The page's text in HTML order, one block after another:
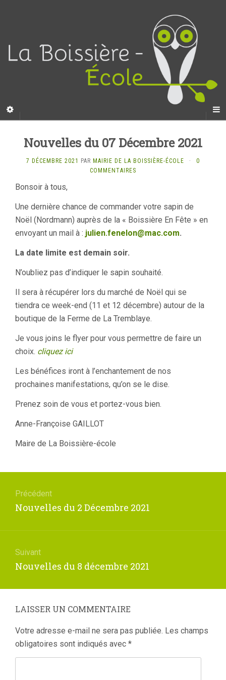
Nouvelles du 07 Décembre 2021
7 DÉCEMBRE 2021 PAR MAIRIE DE LA BOISSIÈRE-ÉCOLE ·
0
COMMENTAIRES
Bonsoir à tous,
Une dernière chance de commander votre sapin de
Noël (Nordmann) auprès de la « Boissière En Fête » en
envoyant un mail à : julien.fenelon@mac.com.
La date limite est demain soir.
N’oubliez pas d’indiquer le sapin souhaité.
Il sera à récupérer lors du marché de Noël qui se
tiendra ce week-end (11 et 12 décembre) autour de la
boutique de la Ferme de La Tremblaye.
Je vous joins le flyer pour vous permettre de faire un
choix. cliquez ici
Les bénéfices iront à l’enchantement de nos
prochaines manifestations, qu’on se le dise.
Prenez soin de vous et portez-vous bien.
Anne-Françoise GAILLOT
Maire de La Boissière-école
l’article
Précédent
Article
:
Nouvelles du 2 Décembre 2021
Suivant
Article
:
Nouvelles du 8 décembre 2021
LAISSER UN COMMENTAIRE
Votre adresse e-mail ne sera pas publiée. Les champs
obligatoires sont indiqués avec *